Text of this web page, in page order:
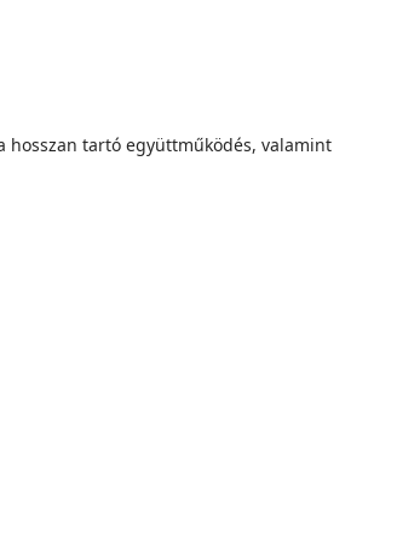
hosszan tartó együttműködés, valamint